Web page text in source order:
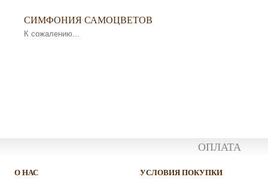
СИМФОНИЯ САМОЦВЕТОВ
К сожалению...
ОПЛАТА
О НАС
УСЛОВИЯ ПОКУПКИ